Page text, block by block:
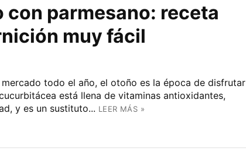
con parmesano: receta
muy fácil
todo el año, el otoño es la época de disfrutar
está llena de vitaminas antioxidantes,
y es un sustituto... LEER MÁS »